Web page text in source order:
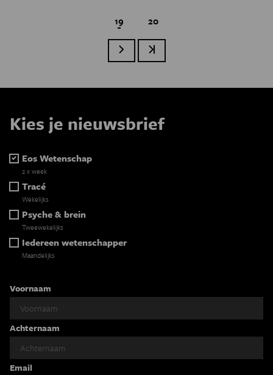
Paginatie
Huidige pagina
19 Page
20
Volgende paginaLaatste pagina
Kies je nieuwsbrief
Eos Wetenschap
2 x week
Tracé
Wekelijks
Psyche & brein
Tweewekelijks
Iedereen wetenschapper
Maandelijks
Voornaam
Achternaam
Email